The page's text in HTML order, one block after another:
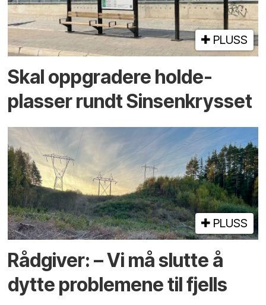
PLUSS
Skal oppgradere holde­
plasser rundt Sinsenkrysset
PLUSS
Rådgiver: – Vi må slutte å
dytte problemene til fjells